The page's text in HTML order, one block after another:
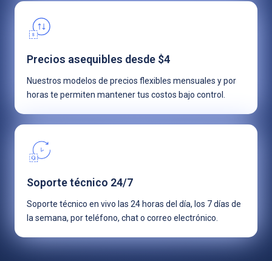
Precios asequibles desde $4
Nuestros modelos de precios flexibles mensuales y por
horas te permiten mantener tus costos bajo control.
Soporte técnico 24/7
Soporte técnico en vivo las 24 horas del día, los 7 días de
la semana, por teléfono, chat o correo electrónico.